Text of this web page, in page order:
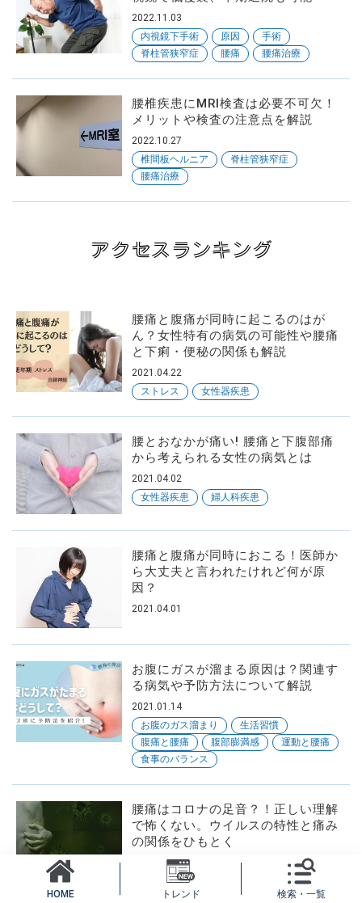
2022.11.03
内視鏡下手術
原因
手術
脊柱管狭窄症
腰痛 腰痛治療
腰椎疾患にMRI検査は必要不可欠！
メリットや検査の注意点を解説
2022.10.27
椎間板ヘルニア
脊柱管狭窄症
腰痛治療
アクセスランキング
腰痛と腹痛が同時に起こるのはが
ん？女性特有の病気の可能性や腰痛
と下痢・便秘の関係も解説
2021.04.22
ストレス
女性器疾患
腰とおなかが痛い! 腰痛と下腹部痛
から考えられる女性の病気とは
2021.04.02
女性器疾患
婦人科疾患
腰痛と腹痛が同時におこる！医師か
ら大丈夫と言われたけれど何が原
因？
2021.04.01
お腹にガスが溜まる原因は？関連す
る病気や予防方法について解説
2021.01.14
お腹のガス溜まり
生活習慣
腹痛と腰痛
腹部膨満感
運動と腰痛
食事のバランス
腰痛はコロナの足音？！正しい理解
で怖くない。ウイルスの特性と痛み
の関係をひもとく
2021.04.21
HOME
トレンド 検索・一覧